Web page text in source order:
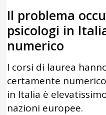
Il problema
psicologi in
numerico
I corsi di laurea
certamente
in Italia è
nazioni europee.